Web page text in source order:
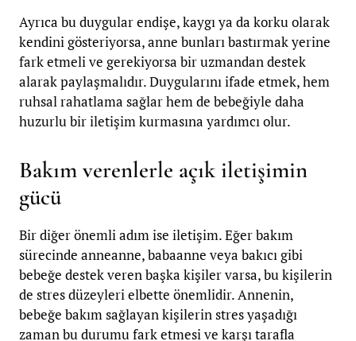
Ayrıca bu duygular endişe, kaygı ya da korku olarak
kendini gösteriyorsa, anne bunları bastırmak yerine
fark etmeli ve gerekiyorsa bir uzmandan destek
alarak paylaşmalıdır. Duygularını ifade etmek, hem
ruhsal rahatlama sağlar hem de bebeğiyle daha
huzurlu bir iletişim kurmasına yardımcı olur.
Bakım verenlerle açık iletişimin
gücü
Bir diğer önemli adım ise iletişim. Eğer bakım
sürecinde anneanne, babaanne veya bakıcı gibi
bebeğe destek veren başka kişiler varsa, bu kişilerin
de stres düzeyleri elbette önemlidir. Annenin,
bebeğe bakım sağlayan kişilerin stres yaşadığı
zaman bu durumu fark etmesi ve karşı tarafla